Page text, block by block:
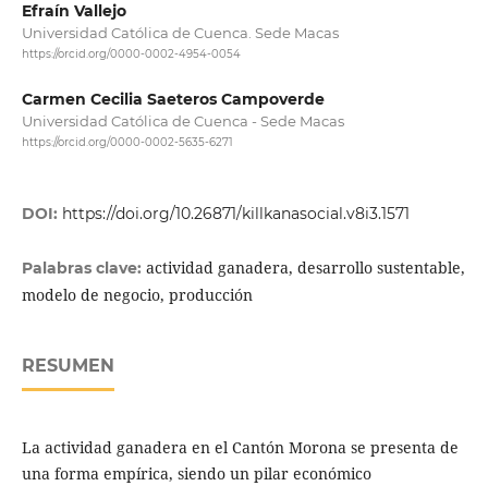
Efraín Vallejo
Universidad Católica de Cuenca. Sede Macas
https://orcid.org/0000-0002-4954-0054
Carmen Cecilia Saeteros Campoverde
Universidad Católica de Cuenca - Sede Macas
https://orcid.org/0000-0002-5635-6271
DOI: https://doi.org/10.26871/killkanasocial.v8i3.1571
Palabras clave: actividad ganadera, desarrollo sustentable,
modelo de negocio, producción
RESUMEN
La actividad ganadera en el Cantón Morona se presenta de
una forma empírica, siendo un pilar económico